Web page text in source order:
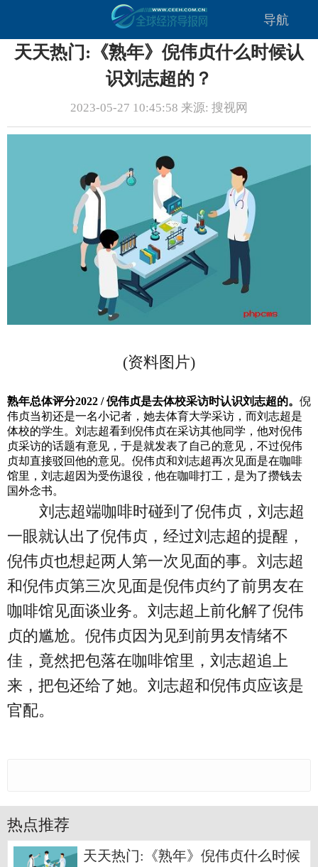
导航
天天热门:《熟年》倪伟贞什么时候认
识刘志超的？
2023-05-27 10:45:58 来源: 搜视网
(资料图片)
熟年总体评分2022 /倪伟贞是去体校采访时认识刘志超的。 倪
伟贞当初还是一名小记者，她去体育大学采访，而刘志超是
体校的学生。刘志超看到倪伟贞在采访其他同学，他对倪伟
贞采访的话题有意见，于是就发表了自己的意见，不过倪伟
贞却直接驳回他的意见。倪伟贞和刘志超再次见面是在咖啡
馆里，刘志超因为受伤退役，他在咖啡打工，是为了攒钱去
国外念书。
刘志超端咖啡时碰到了倪伟贞，刘志超
一眼就认出了倪伟贞，经过刘志超的提醒，
倪伟贞也想起两人第一次见面的事。刘志超
和倪伟贞第三次见面是倪伟贞约了前男友在
咖啡馆见面谈业务。刘志超上前化解了倪伟
贞的尴尬。倪伟贞因为见到前男友情绪不
佳，竟然把包落在咖啡馆里，刘志超追上
来，把包还给了她。刘志超和倪伟贞应该是
官配。
热点推荐
天天热门:《熟年》倪伟贞什么时候